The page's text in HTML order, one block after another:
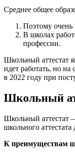
Среднее общее
Поэтому
В школах
профессии.
Школьный аттестат
идет работать, но на
в 2022 году при
Школьный
Школьный аттестат
школьного
К преимуществам